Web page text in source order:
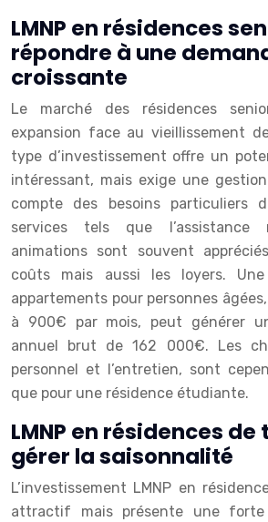
LMNP en résidences
répondre à une
croissante
Le marché des résidences
expansion face au vieillissement
type d’investissement offre un
intéressant, mais exige une
compte des besoins particuliers
services tels que l’assistance
animations sont souvent
coûts mais aussi les loyers.
appartements pour personnes
à 900€ par mois, peut générer
annuel brut de 162 000€. Les
personnel et l’entretien, sont
que pour une résidence étudiante.
LMNP en résidences
gérer la saisonnalité
L’investissement LMNP en
attractif mais présente une forte